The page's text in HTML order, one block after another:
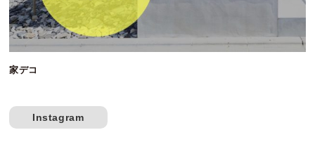
家デコ
Instagram